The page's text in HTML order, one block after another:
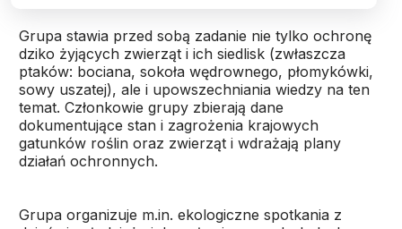
Grupa stawia przed sobą zadanie nie tylko ochronę
dziko żyjących zwierząt i ich siedlisk (zwłaszcza
ptaków: bociana, sokoła wędrownego, płomykówki,
sowy uszatej), ale i upowszechniania wiedzy na ten
temat. Członkowie grupy zbierają dane
dokumentujące stan i zagrożenia krajowych
gatunków roślin oraz zwierząt i wdrażają plany
działań ochronnych.
Grupa organizuje m.in. ekologiczne spotkania z